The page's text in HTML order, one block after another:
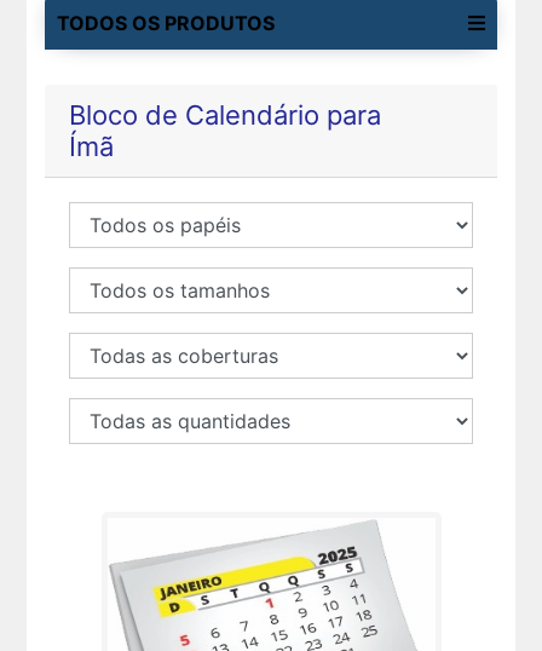
TODOS OS PRODUTOS
Bloco de Calendário para
Ímã